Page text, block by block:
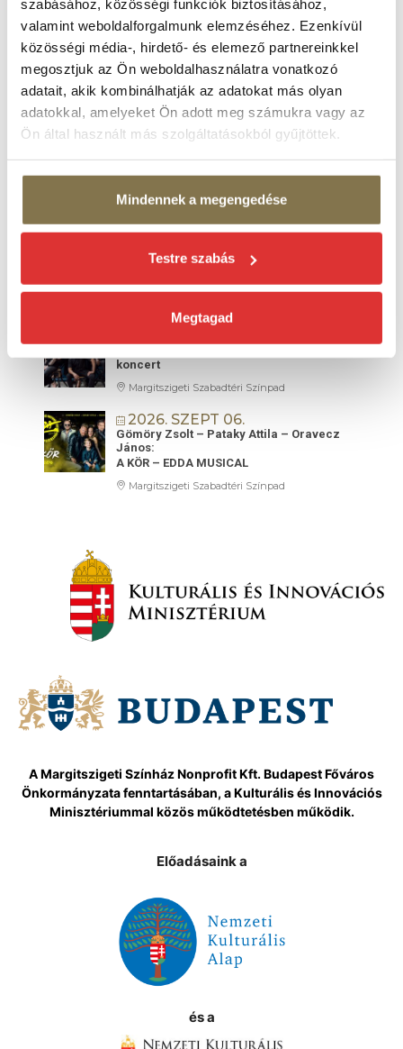
szabásához, közösségi funkciók biztosításához,
valamint weboldalforgalmunk elemzéséhez. Ezenkívül
közösségi média-, hirdető- és elemező partnereinkkel
megosztjuk az Ön weboldalhasználatra vonatkozó
adatait, akik kombinálhatják az adatokat más olyan
adatokkal, amelyeket Ön adott meg számukra vagy az
Ön által használt más szolgáltatásokból gyűjtöttek.
Mindennek a megengedése
Testre szabás
Megtagad
2026. AUG 26.
Szegedi Kortárs Balett:
FEKETE HATTYÚ
balett-thriller
Margitszigeti Szabadtéri Színpad
2026. AUG 29.
Szikora Róbert és az R-GO koncert
SZEPTEMBER 2026
2026. SZEPT 02.
Margitszigeti Szabadtéri Színpad
LONDON COMMUNITY GOSPEL CHOIR
koncert
Margitszigeti Szabadtéri Színpad
2026. SZEPT 06.
Gömöry Zsolt – Pataky Attila – Oravecz
János:
A KÖR – EDDA MUSICAL
Margitszigeti Szabadtéri Színpad
A Margitszigeti Színház Nonprofit Kft. Budapest Főváros
Önkormányzata fenntartásában, a Kulturális és Innovációs
Minisztériummal közös működtetésben működik.
Előadásaink a
és a